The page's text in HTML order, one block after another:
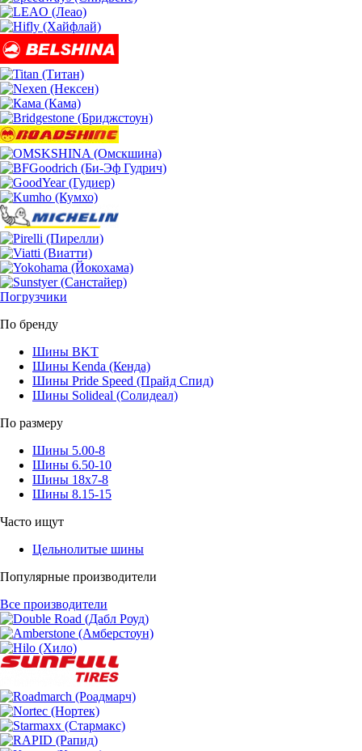
Погрузчики
По бренду
Шины BKT
Шины Kenda (Кенда)
Шины Pride Speed (Прайд Спид)
Шины Solideal (Солидеал)
По размеру
Шины 5.00-8
Шины 6.50-10
Шины 18x7-8
Шины 8.15-15
Часто ищут
Цельнолитые шины
Популярные производители
Все производители